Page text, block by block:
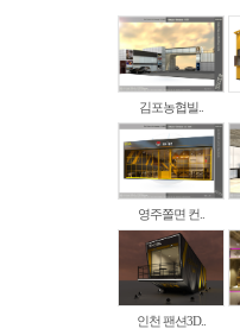
김포농협빌..
영주쫄면 컨..
인천 팬션3D..